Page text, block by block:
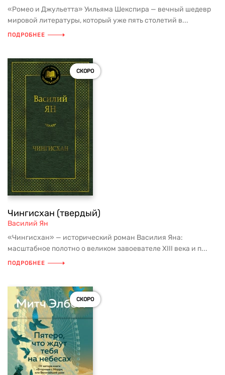
«Ромео и Джульетта» Уильяма Шекспира — вечный шедевр
мировой литературы, который уже пять столетий в...
ПОДРОБНЕЕ
СКОРО
Чингисхан (твердый)
Василий Ян
«Чингисхан» — исторический роман Василия Яна:
масштабное полотно о великом завоевателе XIII века и п...
ПОДРОБНЕЕ
СКОРО